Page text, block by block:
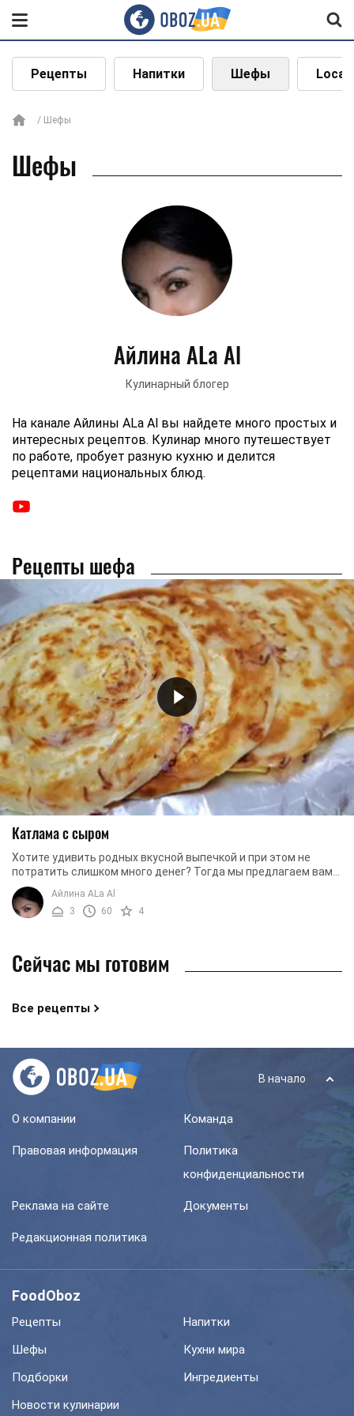
Рецепты Напитки Шефы Local
Шефы
Шефы
Айлина ALa Al
Кулинарный блогер
На канале Айлины ALa Al вы найдете много простых и
интересных рецептов. Кулинар много путешествует
по работе, пробует разную кухню и делится
рецептами национальных блюд.
Рецепты шефа
Катлама с сыром
Хотите удивить родных вкусной выпечкой и при этом не
потратить слишком много денег? Тогда мы предлагаем вам
приготовить узбекскую катламу. Это ...
Айлина ALa Al
3
60 4
Сейчас мы готовим
Все рецепты
В начало
О компании Команда
Правовая информация
Политика
конфиденциальности
Реклама на сайте Документы
Редакционная политика
FoodOboz
Рецепты
Напитки
Шефы
Кухни мира
Подборки
Ингредиенты
Новости кулинарии